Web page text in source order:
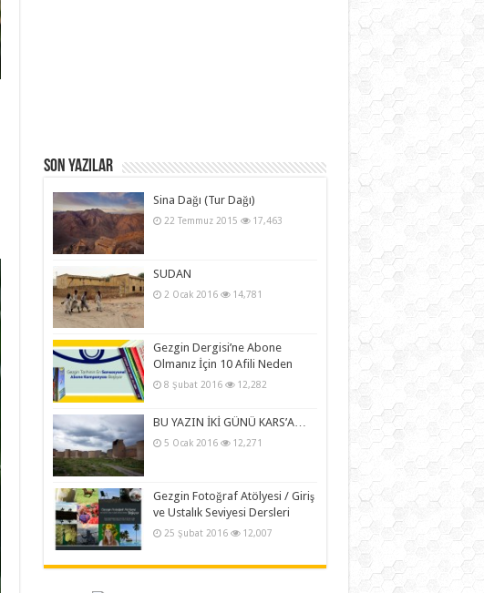
Son Yazılar
Sina Dağı (Tur Dağı)
22 Temmuz 2015 17,463
SUDAN
2 Ocak 2016 14,781
Gezgin Dergisi’ne Abone
Olmanız İçin 10 Afili Neden
8 Şubat 2016 12,282
BU YAZIN İKİ GÜNÜ KARS’A…
5 Ocak 2016 12,271
Gezgin Fotoğraf Atölyesi / Giriş
ve Ustalık Seviyesi Dersleri
25 Şubat 2016 12,007